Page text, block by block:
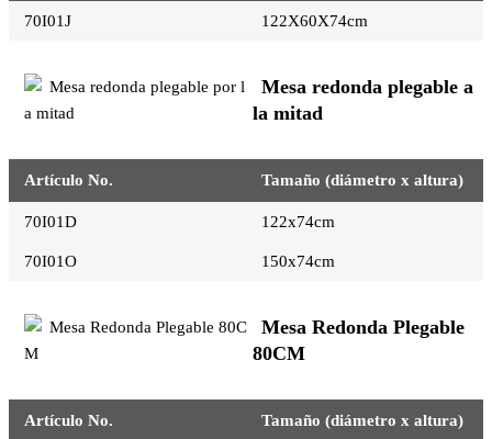
70I01J 122X60X74cm
Mesa redonda plegable a
la mitad
Artículo No. Tamaño (diámetro x altura)
70I01D 122x74cm
70I01O 150x74cm
Mesa Redonda Plegable
80CM
Artículo No. Tamaño (diámetro x altura)